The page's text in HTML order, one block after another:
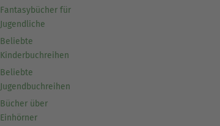
Fantasybücher für
Jugendliche
Beliebte
Kinderbuchreihen
Beliebte
Jugendbuchreihen
Bücher über
Einhörner